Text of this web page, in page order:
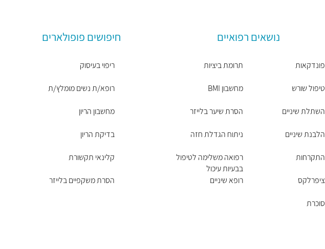
נושאים רפואיים
פונדקאות
טיפול שורש
השתלת שיניים
הלבנת שיניים
התקרחות
ציפרלקס
סוכרת
תרומת ביציות
מחשבון BMI
הסרת שיער בלייזר
ניתוח הגדלת חזה
רפואה משלימה לטיפול
בבעיות עיכול
רופא שיניים
חיפושים פופולארים
ריפוי בעיסוק
רופא/ת נשים מומלץ/ת
מחשבון הריון
בדיקת הריון
קלינאי תקשורת
הסרת משקפיים בלייזר